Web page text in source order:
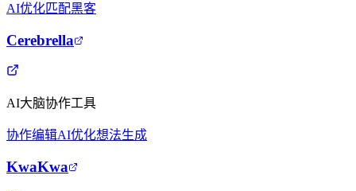
AI优化匹配黑客
Cerebrella
AI大脑协作工具
协作编辑AI优化想法生成
KwaKwa